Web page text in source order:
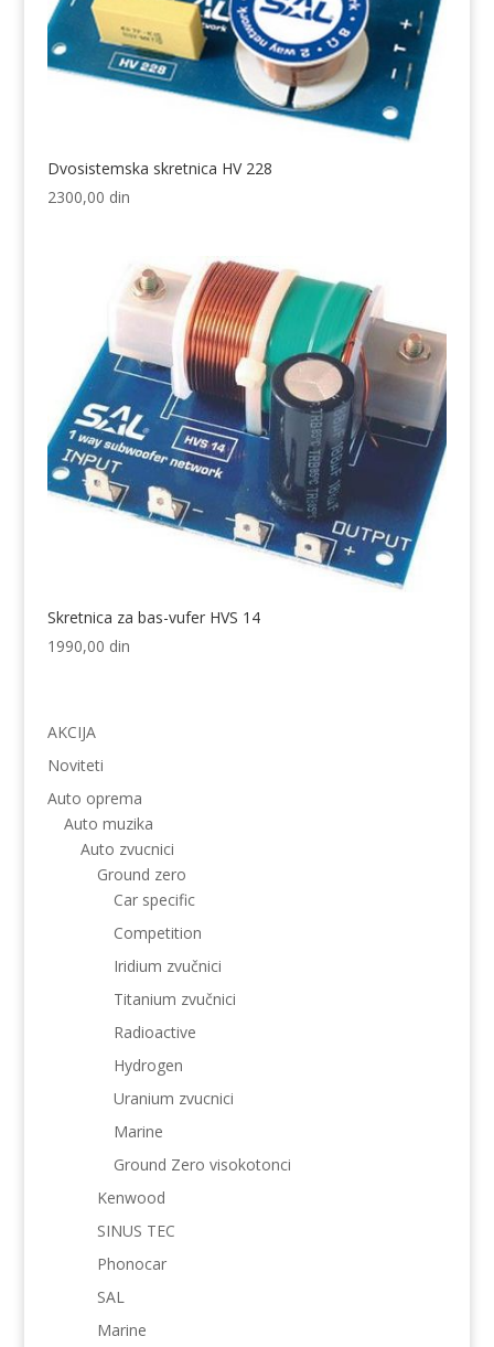
Dvosistemska skretnica HV 228
2300,00 din
Skretnica za bas-vufer HVS 14
1990,00 din
AKCIJA
Noviteti
Auto oprema
Auto muzika
Auto zvucnici
Ground zero
Car specific
Competition
Iridium zvučnici
Titanium zvučnici
Radioactive
Hydrogen
Uranium zvucnici
Marine
Ground Zero visokotonci
Kenwood
SINUS TEC
Phonocar
SAL
Marine